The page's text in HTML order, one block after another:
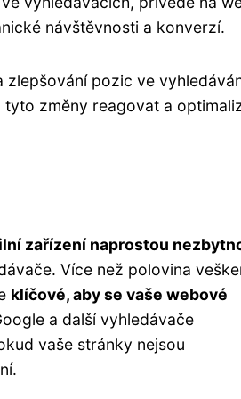
návštěvnosti a konverzí.
pozic ve
tyto změny reagovat a
zařízení naprostou
Více než polovina
klíčové, aby se vaše webové
a další vyhledávače
vaše stránky nejsou